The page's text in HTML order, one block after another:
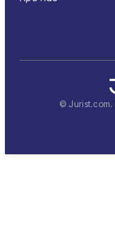
© Jurist.com.